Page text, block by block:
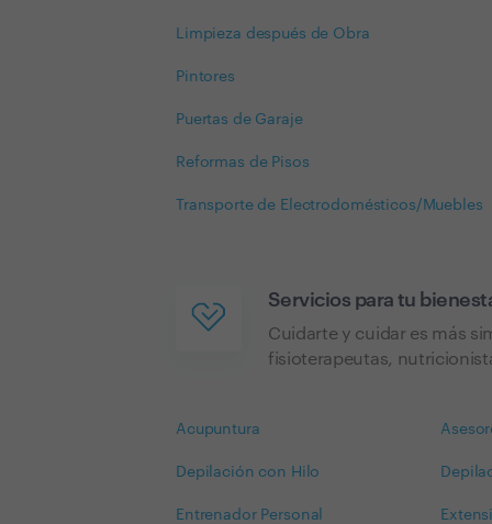
Limpieza después de Obra
Pintores
Puertas de Garaje
Reformas de Pisos
Transporte de Electrodomésticos/Muebles
Servicios para tu
Cuidarte y cuidar es más
fisioterapeutas,
Acupuntura
Depilación con Hilo
Entrenador Personal